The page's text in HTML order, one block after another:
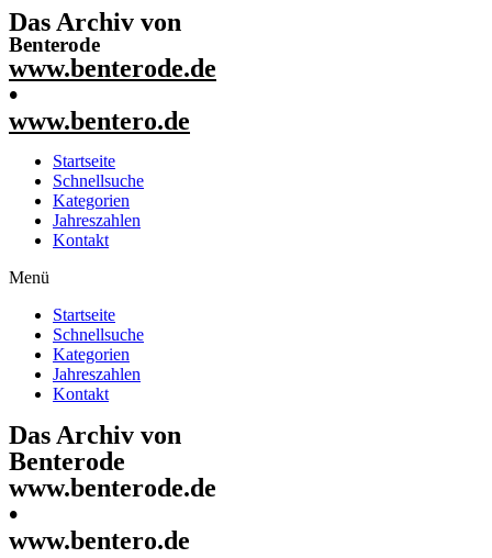
Das Archiv von
Benterode
www.benterode.de
•
www.bentero.de
Startseite
Schnellsuche
Kategorien
Jahreszahlen
Kontakt
Menü
Startseite
Schnellsuche
Kategorien
Jahreszahlen
Kontakt
Das Archiv von
Benterode
www.benterode.de
•
www.bentero.de